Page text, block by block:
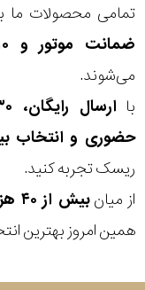
تمامی محصولات ما
ضمانت موتور و ۱۰ سال تعویض رایگان باتری
می‌شوند.
با
حضوری و انتخاب بین ۳
ریسک تجربه کنید.
از میانبیش از ۴۰ هزار مدل ساعت و اکسسوری اورجینال
همین امروز بهترین
شکل
ظاهری
مورد
گارانتی
رنگ